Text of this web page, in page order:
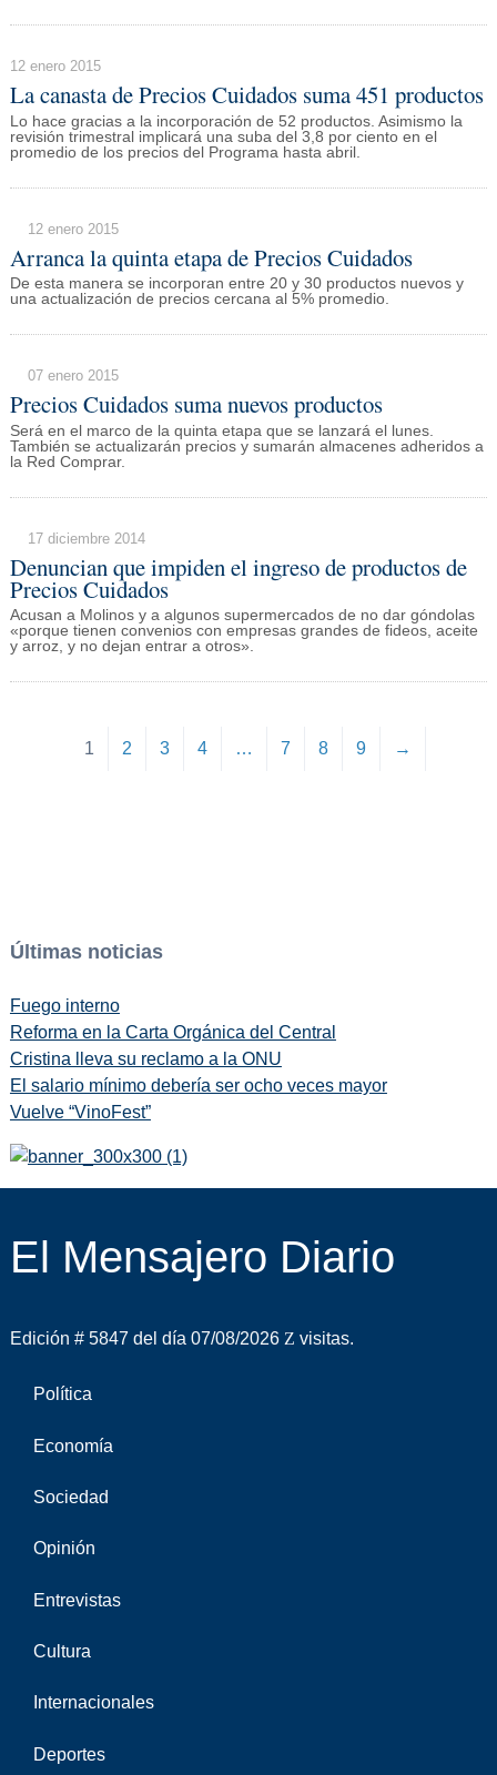
12 enero 2015
La canasta de Precios Cuidados suma 451 productos
Lo hace gracias a la incorporación de 52 productos. Asimismo la
revisión trimestral implicará una suba del 3,8 por ciento en el
promedio de los precios del Programa hasta abril.
12 enero 2015
Arranca la quinta etapa de Precios Cuidados
De esta manera se incorporan entre 20 y 30 productos nuevos y
una actualización de precios cercana al 5% promedio.
07 enero 2015
Precios Cuidados suma nuevos productos
Será en el marco de la quinta etapa que se lanzará el lunes.
También se actualizarán precios y sumarán almacenes adheridos a
la Red Comprar.
17 diciembre 2014
Denuncian que impiden el ingreso de productos de
Precios Cuidados
Acusan a Molinos y a algunos supermercados de no dar góndolas
«porque tienen convenios con empresas grandes de fideos, aceite
y arroz, y no dejan entrar a otros».
1 2 3 4 … 7 8 9 →
Últimas noticias
Fuego interno
Reforma en la Carta Orgánica del Central
Cristina lleva su reclamo a la ONU
El salario mínimo debería ser ocho veces mayor
Vuelve “VinoFest”
El Mensajero Diario
Edición # 5847 del día 07/08/2026 visitas.
Política
Economía
Sociedad
Opinión
Entrevistas
Cultura
Internacionales
Deportes